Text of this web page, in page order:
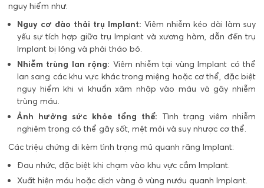
nguy hiểm như:
Nguy cơ đào thải trụ Implant: Viêm nhiễm kéo dài làm suy
yếu sự tích hợp giữa trụ Implant và xương hàm, dẫn đến trụ
Implant bị lỏng và phải tháo bỏ.
Nhiễm trùng lan rộng: Viêm nhiễm tại vùng Implant có thể
lan sang các khu vực khác trong miệng hoặc cơ thể, đặc biệt
nguy hiểm khi vi khuẩn xâm nhập vào máu và gây nhiễm
trùng máu.
Ảnh hưởng sức khỏe tổng thể: Tình trạng viêm nhiễm
nghiêm trọng có thể gây sốt, mệt mỏi và suy nhược cơ thể.
Các triệu chứng đi kèm tình trạng mủ quanh răng Implant:
Đau nhức, đặc biệt khi chạm vào khu vực cắm Implant.
Xuất hiện máu hoặc dịch vàng ở vùng nướu quanh Implant.